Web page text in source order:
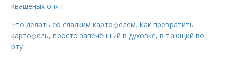
квашеных опят
Что делать со сладким картофелем. Как превратить
картофель, просто запечённый в духовке, в тающий во
рту